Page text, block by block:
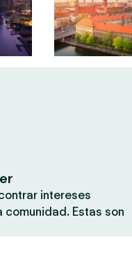
intereses
comunidad. Estas son